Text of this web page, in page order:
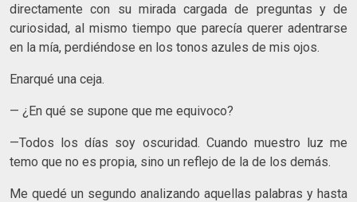
directamente con su mirada cargada de preguntas y de
curiosidad, al mismo tiempo que parecía querer adentrarse
en la mía, perdiéndose en los tonos azules de mis ojos.
Enarqué una ceja.
— ¿En qué se supone que me equivoco?
—Todos los días soy oscuridad. Cuando muestro luz me
temo que no es propia, sino un reflejo de la de los demás.
Me quedé un segundo analizando aquellas palabras y hasta